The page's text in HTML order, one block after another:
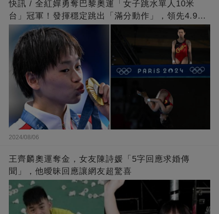
快訊 / 全紅嬋勇奪巴黎奧運「女子跳水單人10米
台」冠軍！發揮穩定跳出「滿分動作」，領先4.9分
擊敗陳芋汐
2024/08/06
王齊麟奧運奪金，女友陳詩媛「5字回應求婚傳
聞」，他曖昧回應讓網友超驚喜